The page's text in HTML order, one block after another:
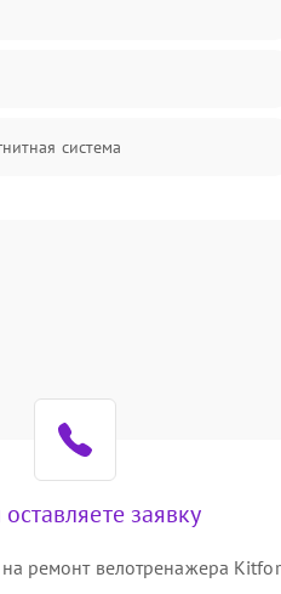
система
заявку
на ремонт велотренажера